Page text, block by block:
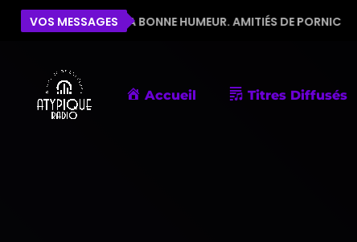
VOS MESSAGES
POUR LA BONNE HUMEUR. AMITIÉS DE PORNIC ÉLISE
Accueil Titres Diffusés